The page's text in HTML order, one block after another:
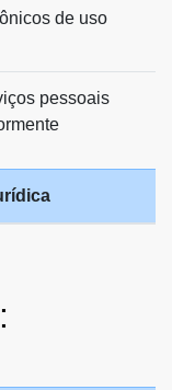
de uso
pessoais